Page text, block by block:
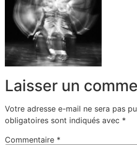
Laisser un
Votre adresse e-mail ne sera pas
obligatoires sont indiqués avec *
Commentaire *